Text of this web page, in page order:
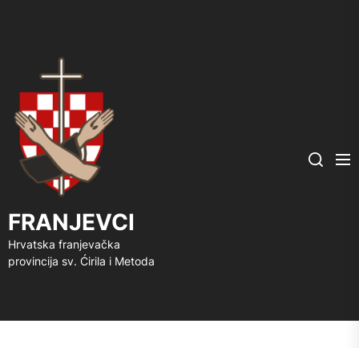
FRANJEVCI
Hrvatska franjevačka
provincija sv. Ćirila i Metoda
Search